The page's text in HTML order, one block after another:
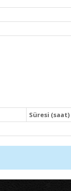
Süresi (saat)